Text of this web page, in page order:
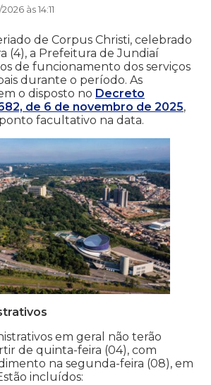
às 14:11
de Corpus Christi, celebrado
(4), a Prefeitura de Jundiaí
de funcionamento dos serviços
durante o período. As
o disposto no Decreto
de 6 de novembro de 2025,
facultativo na data.
em geral não terão
de quinta-feira (04), com
na segunda-feira (08), em
incluídos: